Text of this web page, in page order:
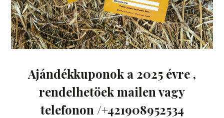
Ajándékkuponok a 2025 évre ,
rendelhetöek mailen vagy
telefonon /+421908952534